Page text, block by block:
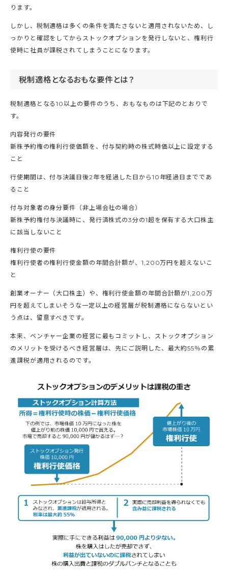
ります。
しかし、税制適格は多くの条件を満たさないと適用されないため、し
っかりと確認をしてからストックオプションを発行しないと、権利行
使時に社員が課税されてしまうことになります。
税制適格となるおもな要件とは？
税制適格となる10以上の要件のうち、おもなものは下記のとおりで
す。
内容発行の要件
新株予約権の権利行使価額を、付与契約時の株式時価以上に設定する
こと
行使期間は、付与決議日後2年を経過した日から10年経過日までであ
ること
付与対象者の身分要件（非上場会社の場合）
新株予約権付与決議時に、発行済株式の3分の1超を保有する大口株主
に該当しないこと
権利行使の要件
権利行使者の権利行使金額の年間合計額が、1,200万円を超えないこ
と
創業オーナー（大口株主）や、権利行使金額の年間合計額が1,200万
円を超えてしまいそうな一定以上の経営層が税制適格にならないとい
う点は、留意すべきです。
本来、ベンチャー企業の経営に最もコミットし、ストックオプション
のメリットを受けるべき経営層は、先にご説明した、最大約55％の累
進課税が適用されるのです。